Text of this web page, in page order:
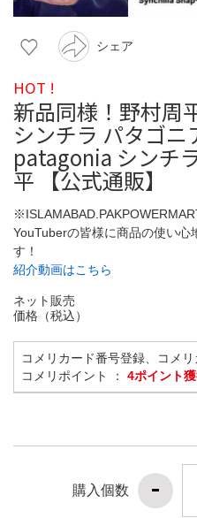
シェア
HOT !
新品同様！野村周
シンチラ パタゴニ
patagonia シンチ
平 【公式通販】
YouTuberの皆様に商品の使い心
す！
紹介動画はこちら
ネット販売
価格（税込）
コメリカード番号登録、コメ
コメリポイント ： 4ポイント
購入個数